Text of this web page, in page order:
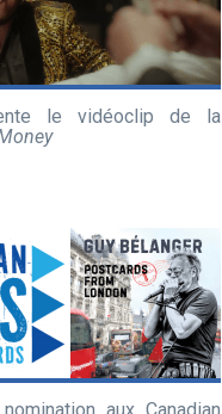
le vidéoclip de la
aux Canadian